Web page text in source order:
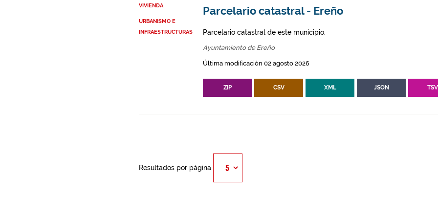
VIVIENDA
URBANISMO E
INFRAESTRUCTURAS
Parcelario catastral - Ereño
Parcelario catastral de este municipio.
Ayuntamiento de Ereño
Última modificación 02 agosto 2026
ZIP CSV XML JSON TSV
Resultados por página